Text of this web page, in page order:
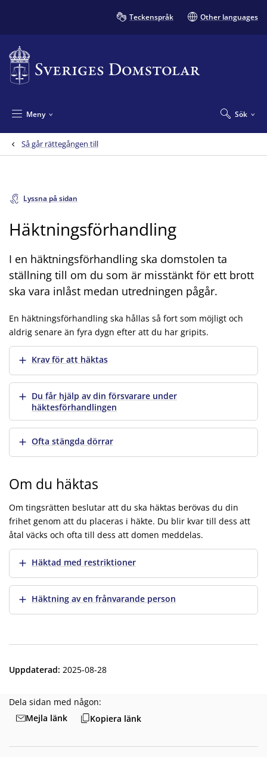
Teckenspråk Other languages
Sök
Meny
Så går rättegången till
Lyssna på sidan
Häktningsförhandling
I en häktningsförhandling ska domstolen ta
ställning till om du som är misstänkt för ett brott
ska vara inlåst medan utredningen pågår.
En häktningsförhandling ska hållas så fort som möjligt och
aldrig senare än fyra dygn efter att du har gripits.
Visa merKrav för att häktas
Visa merDu får hjälp av din försvarare under
häktesförhandlingen
Visa merOfta stängda dörrar
Om du häktas
Om tingsrätten beslutar att du ska häktas berövas du din
frihet genom att du placeras i häkte. Du blir kvar till dess att
åtal väcks och ofta till dess att domen meddelas.
Visa merHäktad med restriktioner
Visa merHäktning av en frånvarande person
Uppdaterad: 2025-08-28
Dela sidan med någon:
Mejla länk
Kopiera länk